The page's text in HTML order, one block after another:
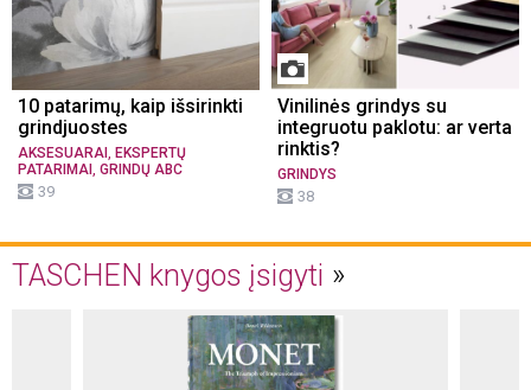
10 patarimų, kaip išsirinkti
grindjuostes
AKSESUARAI , EKSPERTŲ
PATARIMAI , GRINDŲ ABC
39
Vinilinės grindys su
integruotu paklotu: ar verta
rinktis?
GRINDYS
38
TASCHEN knygos įsigyti